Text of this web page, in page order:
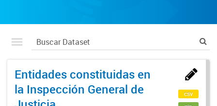
Entidades constituidas en
la Inspección General de
csv